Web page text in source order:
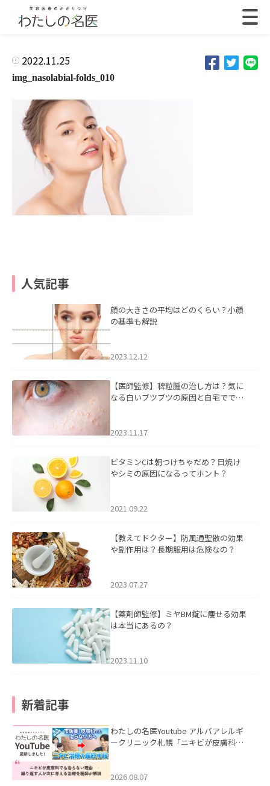
2022.11.25
img_nasolabial-folds_010
人気記事
顔の大きさの平均はどのくらい？小顔
の基準も解説
2023.12.12
【医師監修】稗粒腫の治し方は？気に
なる白いブツブツの原因と自宅ででき
2023.11.17
ビタミンCは朝つけちゃだめ？日焼け
やシミの原因になるってホント？
2021.09.22
【教えてドクター】防風通聖散の効果
や副作用は？長期服用は危険なの？
2023.07.27
【薬剤師監修】ミヤBM錠に痩せる効果
は本当にあるの？
2023.11.10
新着記事
わたしの名医Youtube アルバアレルギ
ークリニック札幌「ニキビが皮膚科で
ました。
2026.08.07